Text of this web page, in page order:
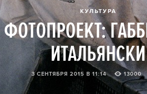
КУЛЬТУРА
ФОТОПРОЕКТ:
ИТАЛЬЯНСКИ
3 СЕНТЯБРЯ 2015 В 11:14 13000